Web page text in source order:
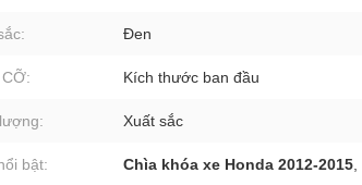
Đen
Kích thước ban đầu
Xuất sắc
bật: Chìa khóa xe Honda 2012-2015,